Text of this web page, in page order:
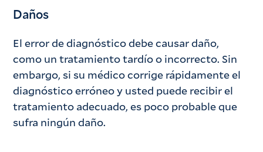
Daños
El error de diagnóstico debe causar daño,
como un tratamiento tardío o incorrecto. Sin
embargo, si su médico corrige rápidamente el
diagnóstico erróneo y usted puede recibir el
tratamiento adecuado, es poco probable que
sufra ningún daño.